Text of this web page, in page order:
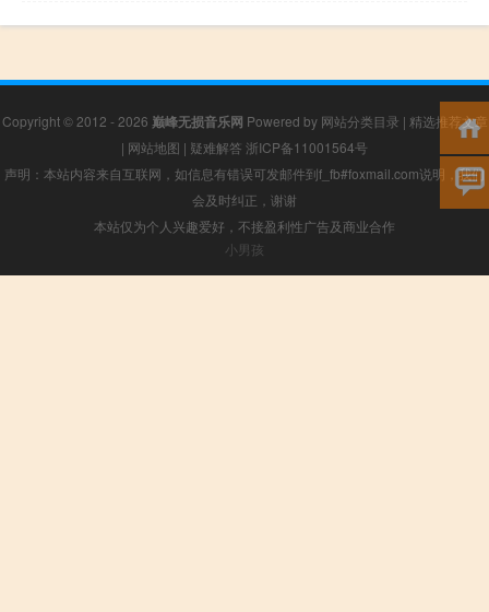
Copyright © 2012 - 2026 巅峰无损音乐网 Powered by 网站分类目录 | 精选推荐文章
| 网站地图 | 疑难解答 浙ICP备11001564号
声明：本站内容来自互联网，如信息有错误可发邮件到f_fb#foxmail.com说明，我们
会及时纠正，谢谢
本站仅为个人兴趣爱好，不接盈利性广告及商业合作
小男孩